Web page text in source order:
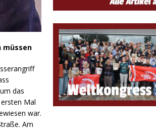
müssen
das
Mal
war.
Am